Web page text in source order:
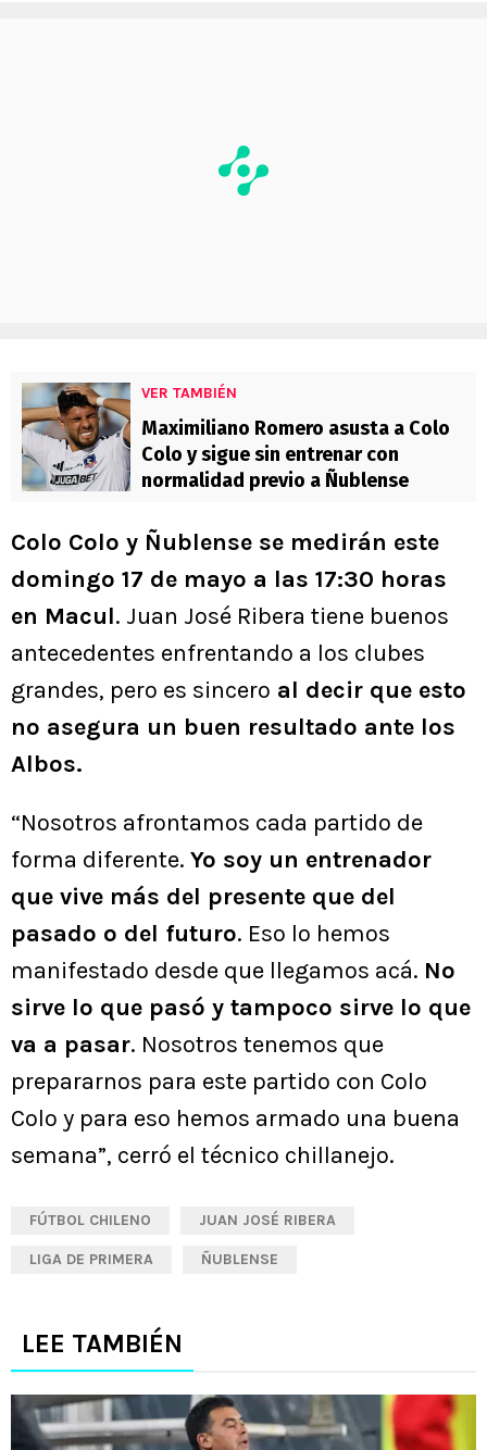
VER TAMBIÉN
Maximiliano Romero asusta a Colo
Colo y sigue sin entrenar con
normalidad previo a Ñublense
Colo Colo y Ñublense se medirán este
domingo 17 de mayo a las 17:30 horas
en Macul. Juan José Ribera tiene buenos
antecedentes enfrentando a los clubes
grandes, pero es sincero al decir que esto
no asegura un buen resultado ante los
Albos.
“Nosotros afrontamos cada partido de
forma diferente. Yo soy un entrenador
que vive más del presente que del
pasado o del futuro. Eso lo hemos
manifestado desde que llegamos acá. No
sirve lo que pasó y tampoco sirve lo que
va a pasar. Nosotros tenemos que
prepararnos para este partido con Colo
Colo y para eso hemos armado una buena
semana”, cerró el técnico chillanejo.
FÚTBOL CHILENO JUAN JOSÉ RIBERA
LIGA DE PRIMERA ÑUBLENSE
LEE TAMBIÉN